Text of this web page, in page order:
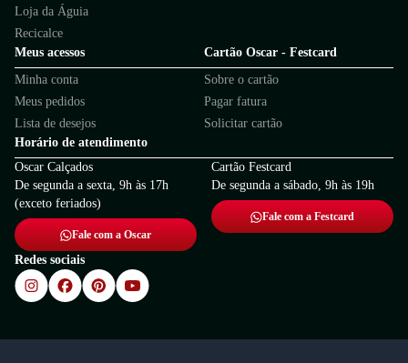
Loja da Águia
Recicalce
Meus acessos
Minha conta
Meus pedidos
Lista de desejos
Cartão Oscar - Festcard
Sobre o cartão
Pagar fatura
Solicitar cartão
Horário de atendimento
Oscar Calçados
De segunda a sexta, 9h às 17h
(exceto feriados)
Fale com a Oscar
Cartão Festcard
De segunda a sábado, 9h às 19h
Fale com a Festcard
Redes sociais